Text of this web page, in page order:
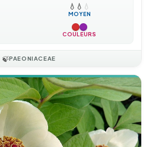
💧 💧 💧
MOYEN
COULEURS
🍃PAEONIACEAE